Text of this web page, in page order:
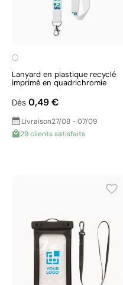
Lanyard en plastique recyclé
imprimé en quadrichromie
Dès 0,49 €
Livraison27/08 - 07/09
29 clients satisfaits